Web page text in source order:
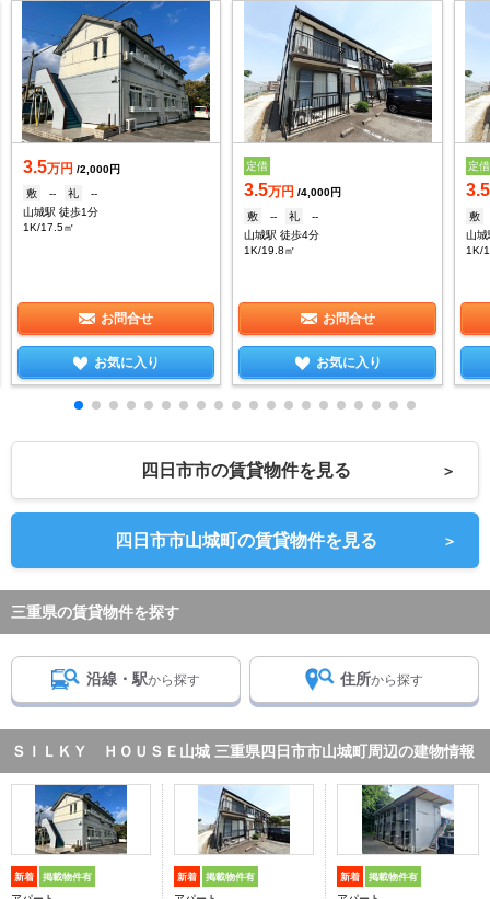
3.5万円 /2,000円
敷
-- 礼
--
山城駅 徒歩1分
1K/17.5㎡
お問合せ
お気に入り
定借
3.5万円 /4,000円
敷
-- 礼
--
山城駅 徒歩4分
1K/19.8㎡
お問合せ
お気に入り
定借
3.5
敷
山城
1K/
四日市市の賃貸物件を見る ＞
四日市市山城町の賃貸物件を見る ＞
三重県の賃貸物件を探す
沿線・駅から探す 住所から探す
ＳＩＬＫＹ ＨＯＵＳＥ山城 三重県四日市市山城町周辺の建物情報
新着 掲載物件有 新着 掲載物件有 新着 掲載物件有